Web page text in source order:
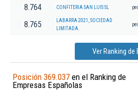
8.764 CONFITERIA SAN LUIS SL
8.765
LABARRA 2021, SOCIEDAD
LIMITADA.
Ver Ranking de
Posición 369.037 en el Ranking de
Empresas Españolas